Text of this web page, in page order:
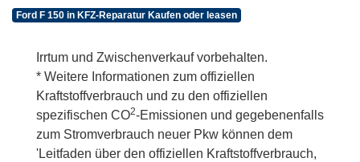
Ford F 150 in KFZ-Reparatur Kaufen oder leasen
Irrtum und Zwischenverkauf vorbehalten.
* Weitere Informationen zum offiziellen
Kraftstoffverbrauch und zu den offiziellen
spezifischen CO2-Emissionen und gegebenenfalls
zum Stromverbrauch neuer Pkw können dem
'Leitfaden über den offiziellen Kraftstoffverbrauch,